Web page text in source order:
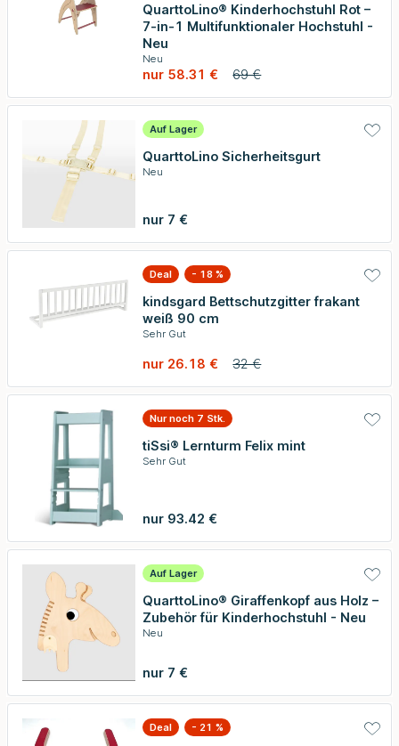
QuarttoLino® Kinderhochstuhl Rot –
7-in-1 Multifunktionaler Hochstuhl -
Neu
Neu
nur 58.31 € 69 €
Auf Lager
QuarttoLino Sicherheitsgurt
Neu
nur 7 €
Deal - 18 %
kindsgard Bettschutzgitter frakant
weiß 90 cm
Sehr Gut
nur 26.18 € 32 €
Nur noch 7 Stk.
tiSsi® Lernturm Felix mint
Sehr Gut
nur 93.42 €
Auf Lager
QuarttoLino® Giraffenkopf aus Holz –
Zubehör für Kinderhochstuhl - Neu
Neu
nur 7 €
Deal - 21 %